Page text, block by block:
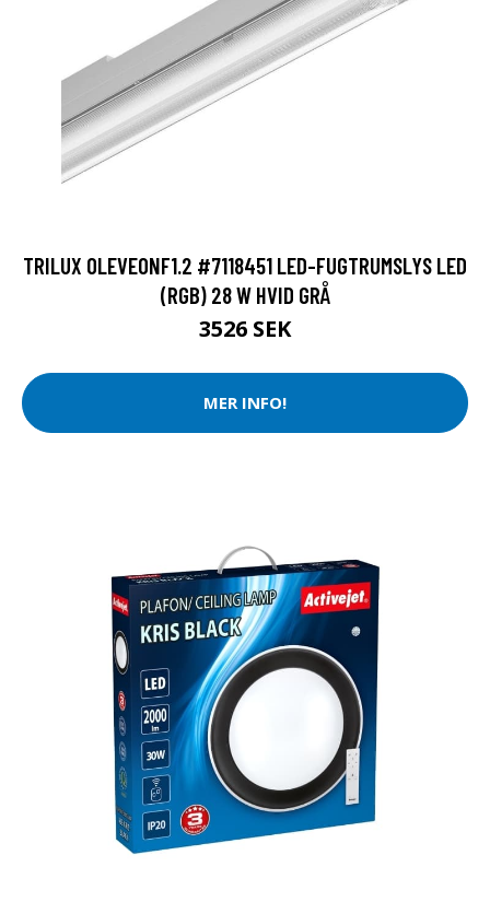
TRILUX OLEVEONF1.2 #7118451 LED-FUGTRUMSLYS LED
(RGB) 28 W HVID GRÅ
3526 SEK
MER INFO!